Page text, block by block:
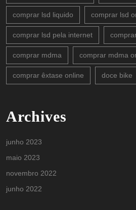
comprar lsd liquido comprar lsd
comprar lsd pela internet
comprar mdma comprar mdma
comprar êxtase online doce bike
Archives
junho 2023
maio 2023
novembro 2022
junho 2022